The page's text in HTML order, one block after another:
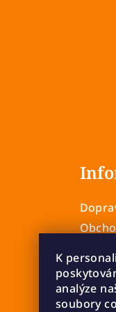
K
analýze
soubory